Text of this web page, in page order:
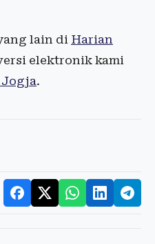
lain di Harian
elektronik kami
Jogja.